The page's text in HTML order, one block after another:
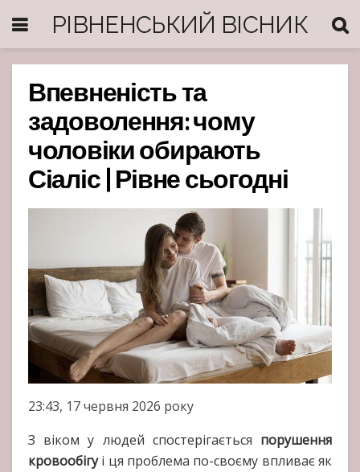
РІВНЕНСЬКИЙ ВІСНИК
Впевненість та
задоволення: чому
чоловіки обирають
Сіаліс | Рівне сьогодні
23:43, 17 червня 2026 року
З віком у людей спостерігається порушення
кровообігуі ця проблема по-своєму впливає як